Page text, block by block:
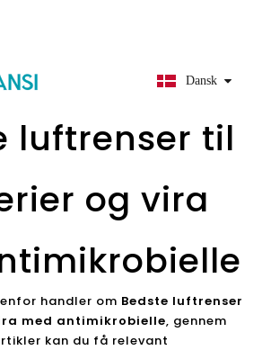
Dansk
luftrenser til
og vira
handler om Bedste luftrenser
med antimikrobielle, gennem
kan du få relevant